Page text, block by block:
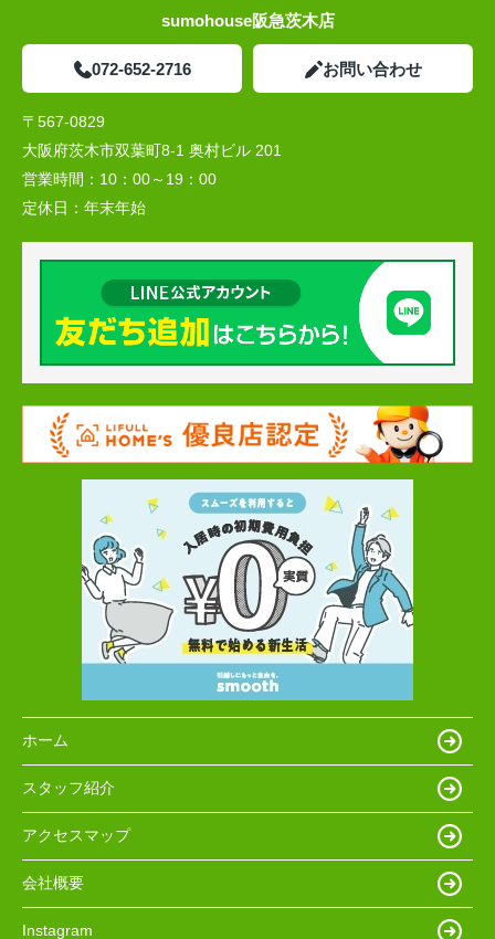
sumohouse阪急茨木店
072-652-2716 お問い合わせ
〒567-0829
大阪府茨木市双葉町8-1 奥村ビル 201
営業時間： 10：00～19：00
定休日： 年末年始
ホーム
スタッフ紹介
アクセスマップ
会社概要
Instagram